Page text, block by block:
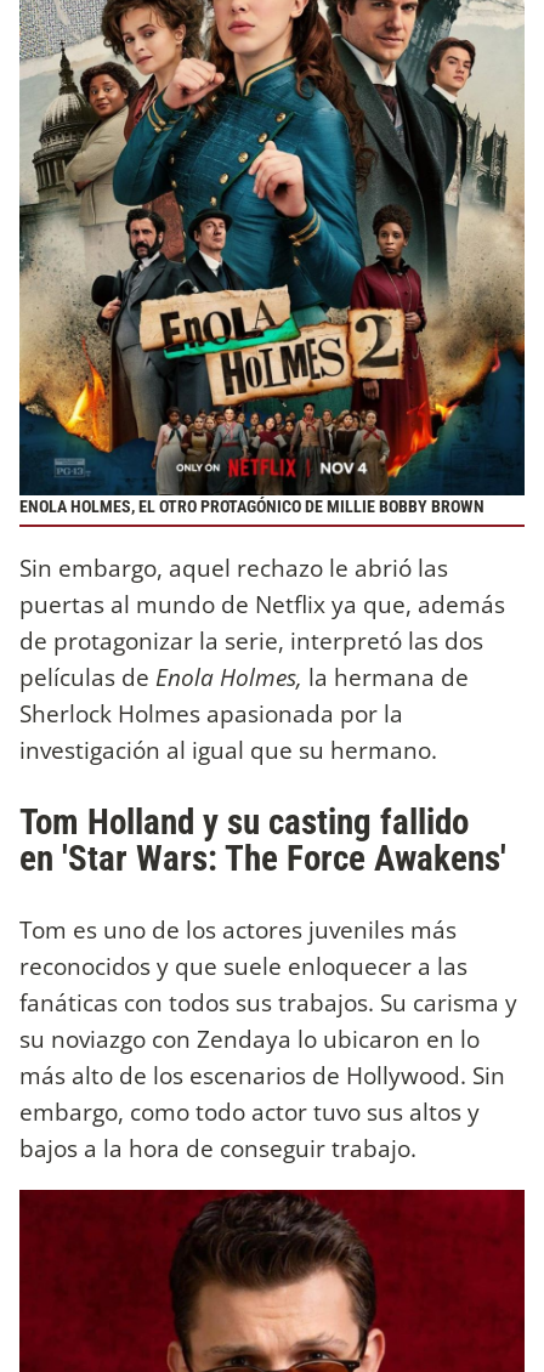
ENOLA HOLMES, EL OTRO PROTAGÓNICO DE MILLIE BOBBY BROWN
Sin embargo, aquel rechazo le abrió las
puertas al mundo de Netflix ya que, además
de protagonizar la serie, interpretó las dos
películas de Enola Holmes, la hermana de
Sherlock Holmes apasionada por la
investigación al igual que su hermano.
Tom Holland y su casting fallido
en 'Star Wars: The Force Awakens'
Tom es uno de los actores juveniles más
reconocidos y que suele enloquecer a las
fanáticas con todos sus trabajos. Su carisma y
su noviazgo con Zendaya lo ubicaron en lo
más alto de los escenarios de Hollywood. Sin
embargo, como todo actor tuvo sus altos y
bajos a la hora de conseguir trabajo.